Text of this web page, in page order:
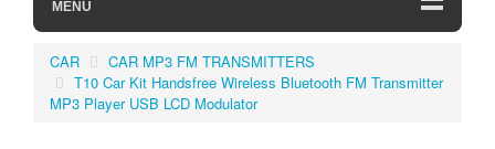
MENU
CAR
CAR MP3 FM TRANSMITTERS
T10 Car Kit Handsfree Wireless Bluetooth FM Transmitter
MP3 Player USB LCD Modulator